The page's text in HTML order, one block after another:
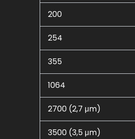
200
254
355
1064
2700 (2,7 μm)
3500 (3,5 μm)